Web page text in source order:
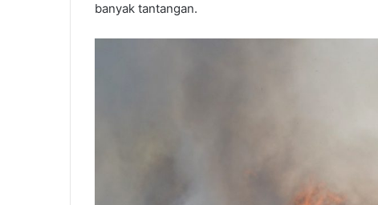
banyak tantangan.